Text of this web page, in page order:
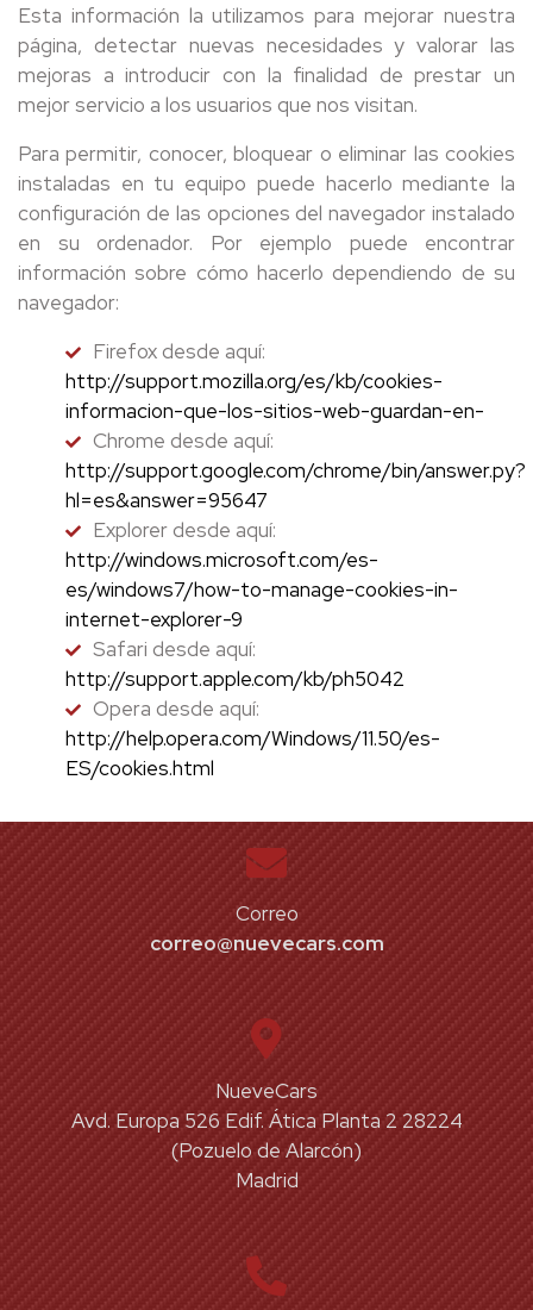
Esta información la utilizamos para mejorar nuestra
página, detectar nuevas necesidades y valorar las
mejoras a introducir con la finalidad de prestar un
mejor servicio a los usuarios que nos visitan.
Para permitir, conocer, bloquear o eliminar las cookies
instaladas en tu equipo puede hacerlo mediante la
configuración de las opciones del navegador instalado
en su ordenador. Por ejemplo puede encontrar
información sobre cómo hacerlo dependiendo de su
navegador:
Firefox desde aquí:
http://support.mozilla.org/es/kb/cookies-
informacion-que-los-sitios-web-guardan-en-
Chrome desde aquí:
http://support.google.com/chrome/bin/answer.py?
hl=es&answer=95647
Explorer desde aquí:
http://windows.microsoft.com/es-
es/windows7/how-to-manage-cookies-in-
internet-explorer-9
Safari desde aquí:
http://support.apple.com/kb/ph5042
Opera desde aquí:
http://help.opera.com/Windows/11.50/es-
ES/cookies.html
Correo
correo@nuevecars.com
NueveCars
Avd. Europa 526 Edif. Ática Planta 2 28224
(Pozuelo de Alarcón)
Madrid